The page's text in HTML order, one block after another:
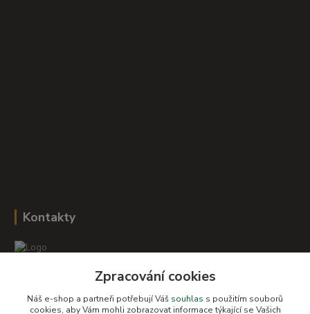
Kontakty
+420 604 278 943
Zpracování cookies
Náš e-shop a partneři potřebují Váš souhlas s použitím souborů
cookies, aby Vám mohli zobrazovat informace týkající se Vašich